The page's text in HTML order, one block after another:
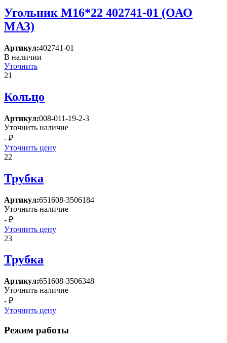
Угольник М16*22 402741-01 (ОАО
МАЗ)
Артикул:402741-01
В наличии
Уточнить
21
Кольцо
Артикул:008-011-19-2-3
Уточнить наличие
- ₽
Уточнить цену
22
Трубка
Артикул:651608-3506184
Уточнить наличие
- ₽
Уточнить цену
23
Трубка
Артикул:651608-3506348
Уточнить наличие
- ₽
Уточнить цену
Режим работы